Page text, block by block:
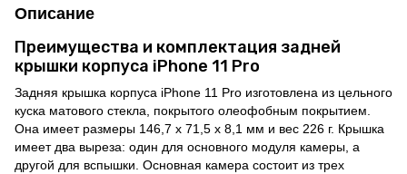
Описание
Преимущества и комплектация задней
крышки корпуса iPhone 11 Pro
Задняя крышка корпуса iPhone 11 Pro изготовлена из цельного
куска матового стекла, покрытого олеофобным покрытием.
Она имеет размеры 146,7 x 71,5 x 8,1 мм и вес 226 г. Крышка
имеет два выреза: один для основного модуля камеры, а
другой для вспышки. Основная камера состоит из трех